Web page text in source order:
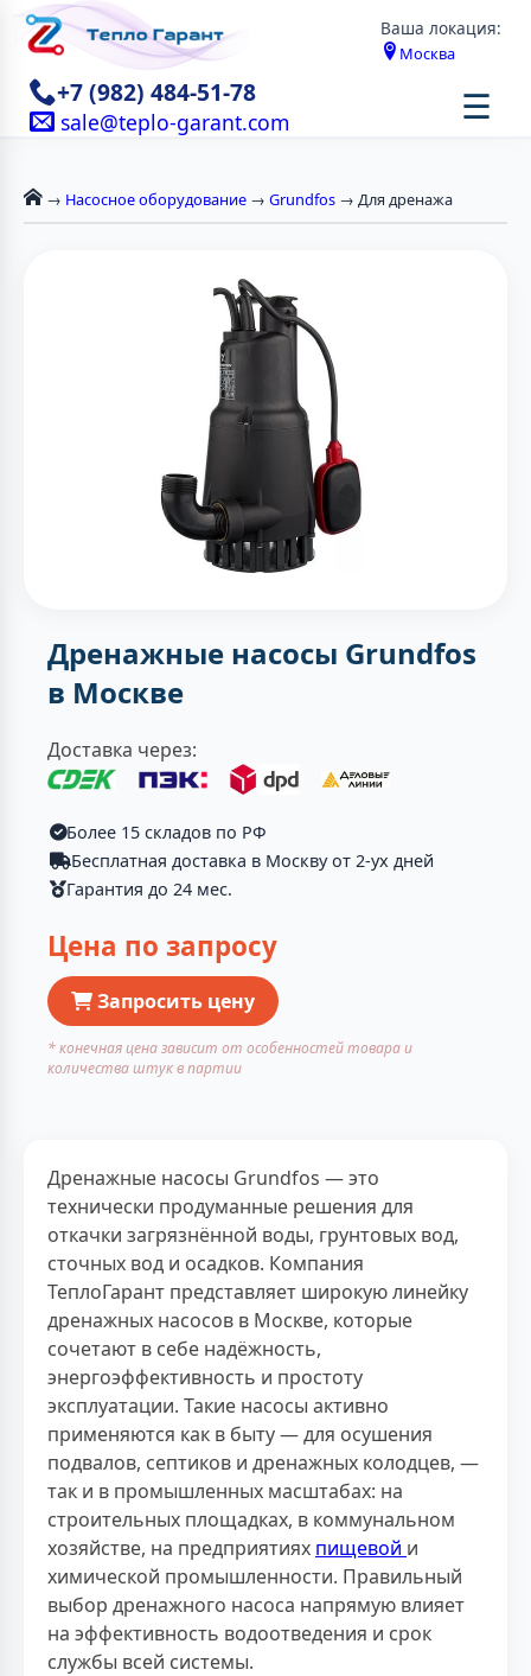
Ваша локация:
Москва
+7 (982) 484-51-78
sale@teplo-garant.com ☰
→ Насосное оборудование → Grundfos → Для дренажа
Дренажные насосы Grundfos
в Москве
Доставка через:
Более 15 складов по РФ
Бесплатная доставка в Москву от 2-ух дней
Гарантия до 24 мес.
Цена по запросу
Запросить цену
* конечная цена зависит от особенностей товара и
количества штук в партии
Дренажные насосы Grundfos — это
технически продуманные решения для
откачки загрязнённой воды, грунтовых вод,
сточных вод и осадков. Компания
ТеплоГарант представляет широкую линейку
дренажных насосов в Москве, которые
сочетают в себе надёжность,
энергоэффективность и простоту
эксплуатации. Такие насосы активно
применяются как в быту — для осушения
подвалов, септиков и дренажных колодцев, —
так и в промышленных масштабах: на
строительных площадках, в коммунальном
хозяйстве, на предприятиях пищевой и
химической промышленности. Правильный
выбор дренажного насоса напрямую влияет
на эффективность водоотведения и срок
службы всей системы.